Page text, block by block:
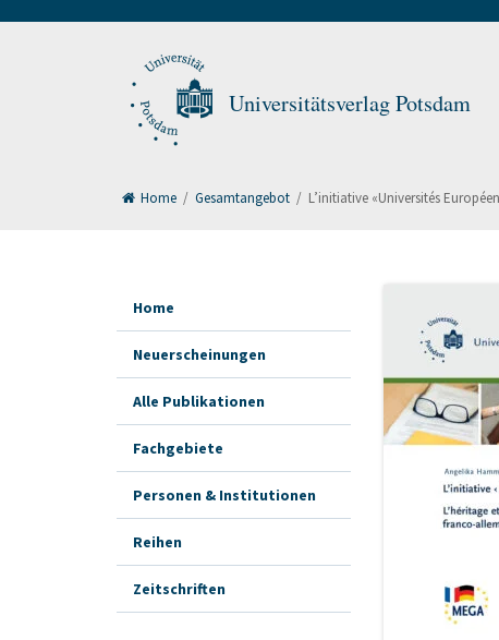
Universitätsverlag Potsdam
Home / Gesamtangebot / L’initiative «Universités
Home
Neuerscheinungen
Alle Publikationen
Fachgebiete
Personen & Institutionen
Reihen
Zeitschriften